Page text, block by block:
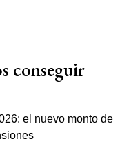
conseguir